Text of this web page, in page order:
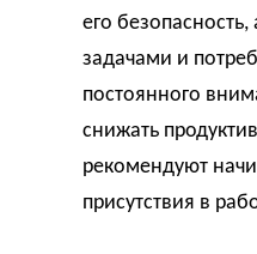
его
задачами и
постоянного
снижать
рекомендуют
присутствия в